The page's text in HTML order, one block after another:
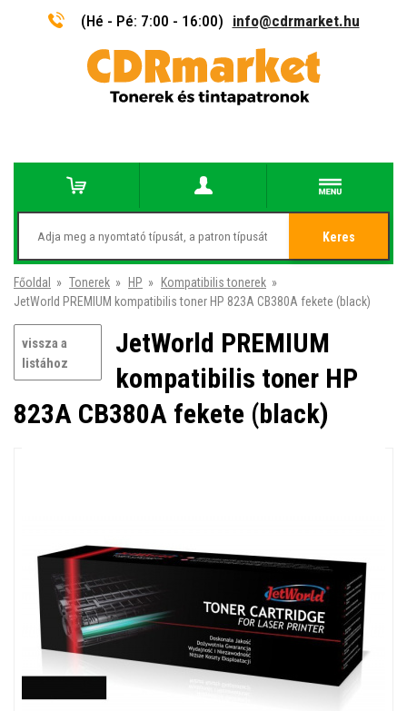
(Hé - Pé: 7:00 - 16:00) info@cdrmarket.hu
Keres
Főoldal » Tonerek » HP » Kompatibilis tonerek »
JetWorld PREMIUM kompatibilis toner HP 823A CB380A fekete (black)
vissza a
listához
JetWorld PREMIUM
kompatibilis toner HP
823A CB380A fekete (black)